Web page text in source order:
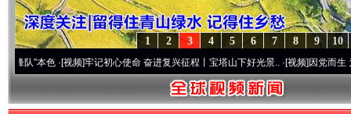
10
9
8
7
6
5
4
3
2
1
·[视频]牢记初心使命 奋进复兴征程丨宝塔山下好光景..·[视频]因党而生 为党而战